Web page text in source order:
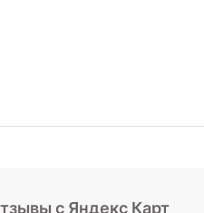
с Яндекс Карт